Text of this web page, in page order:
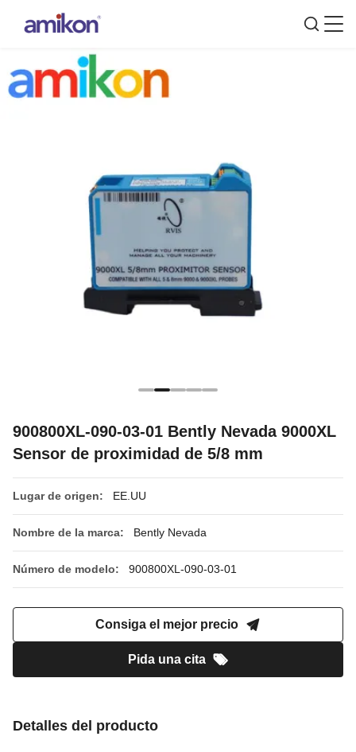
900800XL-090-03-01 Bently Nevada 9000XL
Sensor de proximidad de 5/8 mm
Lugar de origen: EE.UU
Nombre de la marca: Bently Nevada
Número de modelo: 900800XL-090-03-01
Consiga el mejor precio
Pida una cita
Detalles del producto